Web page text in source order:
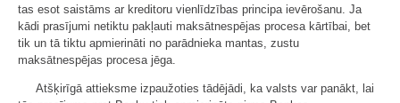
tas esot saistāms ar kreditoru vienlīdzības principa ievērošanu. Ja
kādi prasījumi netiktu pakļauti maksātnespējas procesa kārtībai, bet
tik un tā tiktu apmierināti no parādnieka mantas, zustu
maksātnespējas procesa jēga.
Atšķirīgā attieksme izpaužoties tādējādi, ka valsts var panākt, lai